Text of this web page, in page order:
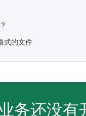
式的文件
务还没有